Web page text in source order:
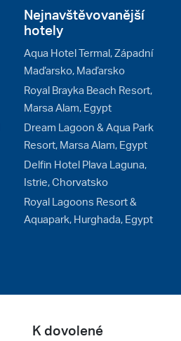
Nejnavštěvovanější
hotely
Aqua Hotel Termal, Západní
Maďarsko, Maďarsko
Royal Brayka Beach Resort,
Marsa Alam, Egypt
Dream Lagoon & Aqua Park
Resort, Marsa Alam, Egypt
Delfin Hotel Plava Laguna,
Istrie, Chorvatsko
Royal Lagoons Resort &
Aquapark, Hurghada, Egypt
K dovolené